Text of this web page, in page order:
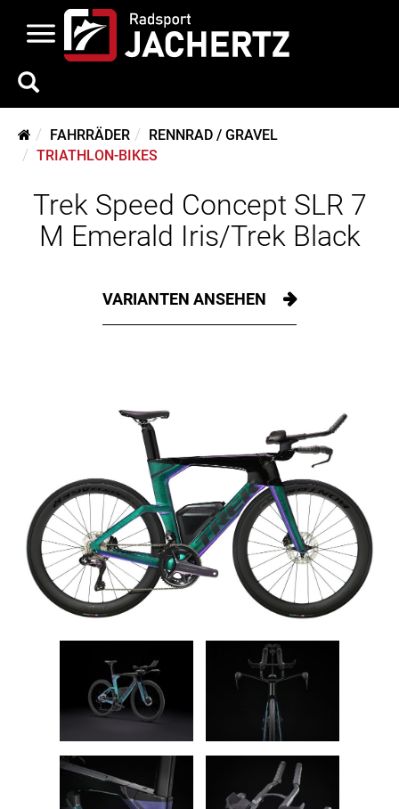
FAHRRÄDER
RENNRAD / GRAVEL
TRIATHLON-BIKES
Trek Speed Concept SLR 7
M Emerald Iris/Trek Black
VARIANTEN ANSEHEN